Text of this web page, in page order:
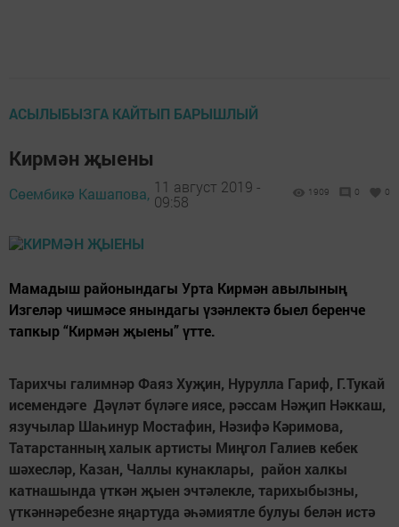
АСЫЛЫБЫЗГА КАЙТЫП БАРЫШЛЫЙ
Кирмән җыены
Сөембикә Кашапова, 11 август 2019 -
09:58
1909 0 0
Мамадыш районындагы Урта Кирмән авылының
Изгеләр чишмәсе янындагы үзәнлектә быел беренче
тапкыр “Кирмән җыены” үтте.
Тарихчы галимнәр Фаяз Хуҗин, Нурулла Гариф, Г.Тукай
исемендәге Дәүләт бүләге иясе, рәссам Нәҗип Нәккаш,
язучылар Шаһинур Мостафин, Нәзифә Кәримова,
Татарстанның халык артисты Миңгол Галиев кебек
шәхесләр, Казан, Чаллы кунаклары, район халкы
катнашында үткән җыен эчтәлекле, тарихыбызны,
үткәннәребезне яңартуда әһәмиятле булуы белән истә